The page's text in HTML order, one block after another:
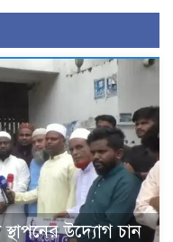
উদ্যোগ চান